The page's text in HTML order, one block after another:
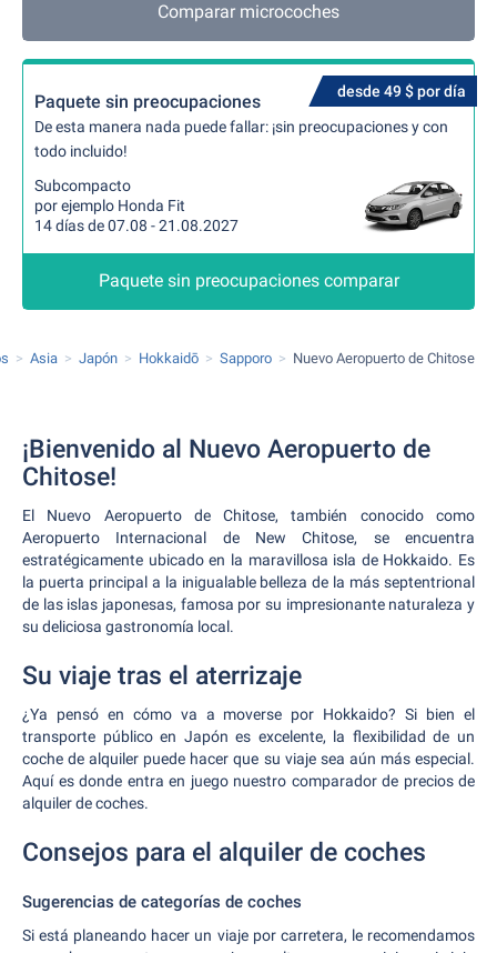
Comparar microcoches
desde 49 $ por día
Paquete sin preocupaciones
De esta manera nada puede fallar: ¡sin preocupaciones y con
todo incluido!
Subcompacto
por ejemplo Honda Fit
14 días de 07.08 - 21.08.2027
Paquete sin preocupaciones comparar
Asia Japón Hokkaidō Sapporo Nuevo Aeropuerto de Chitose
¡Bienvenido al Nuevo Aeropuerto de
Chitose!
El Nuevo Aeropuerto de Chitose, también conocido como
Aeropuerto Internacional de New Chitose, se encuentra
estratégicamente ubicado en la maravillosa isla de Hokkaido. Es
la puerta principal a la inigualable belleza de la más septentrional
de las islas japonesas, famosa por su impresionante naturaleza y
su deliciosa gastronomía local.
Su viaje tras el aterrizaje
¿Ya pensó en cómo va a moverse por Hokkaido? Si bien el
transporte público en Japón es excelente, la flexibilidad de un
coche de alquiler puede hacer que su viaje sea aún más especial.
Aquí es donde entra en juego nuestro comparador de precios de
alquiler de coches.
Consejos para el alquiler de coches
Sugerencias de categorías de coches
Si está planeando hacer un viaje por carretera, le recomendamos